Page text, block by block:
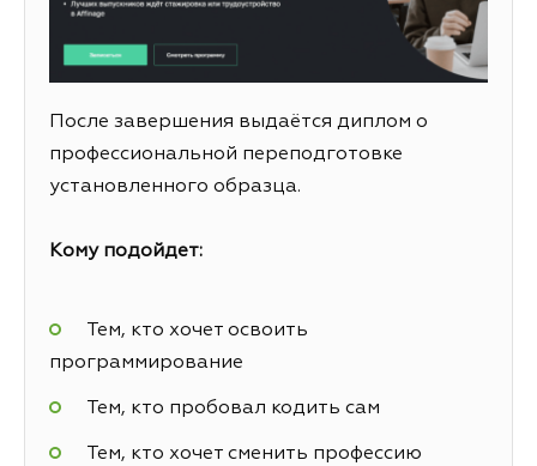
После завершения выдаётся диплом о
профессиональной переподготовке
установленного образца.
Кому подойдет:
Тем, кто хочет освоить
программирование
Тем, кто пробовал кодить сам
Тем, кто хочет сменить профессию